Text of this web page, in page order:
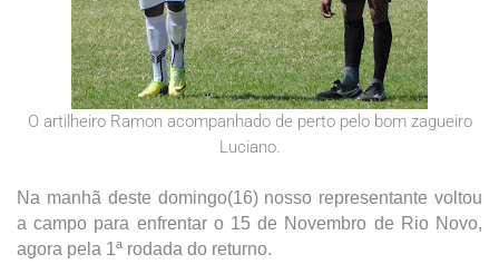
O artilheiro Ramon acompanhado de perto pelo bom zagueiro
Luciano.
Na manhã deste domingo(16) nosso representante voltou
a campo para enfrentar o 15 de Novembro de Rio Novo,
agora pela 1ª rodada do returno.